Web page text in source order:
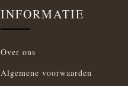
INFORMATIE
Over ons
Algemene voorwaarden